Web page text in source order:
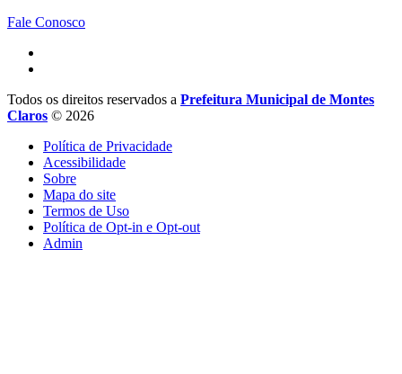
Fale Conosco
Todos os direitos reservados a Prefeitura Municipal de Montes
Claros © 2026
Política de Privacidade
Acessibilidade
Sobre
Mapa do site
Termos de Uso
Política de Opt-in e Opt-out
Admin